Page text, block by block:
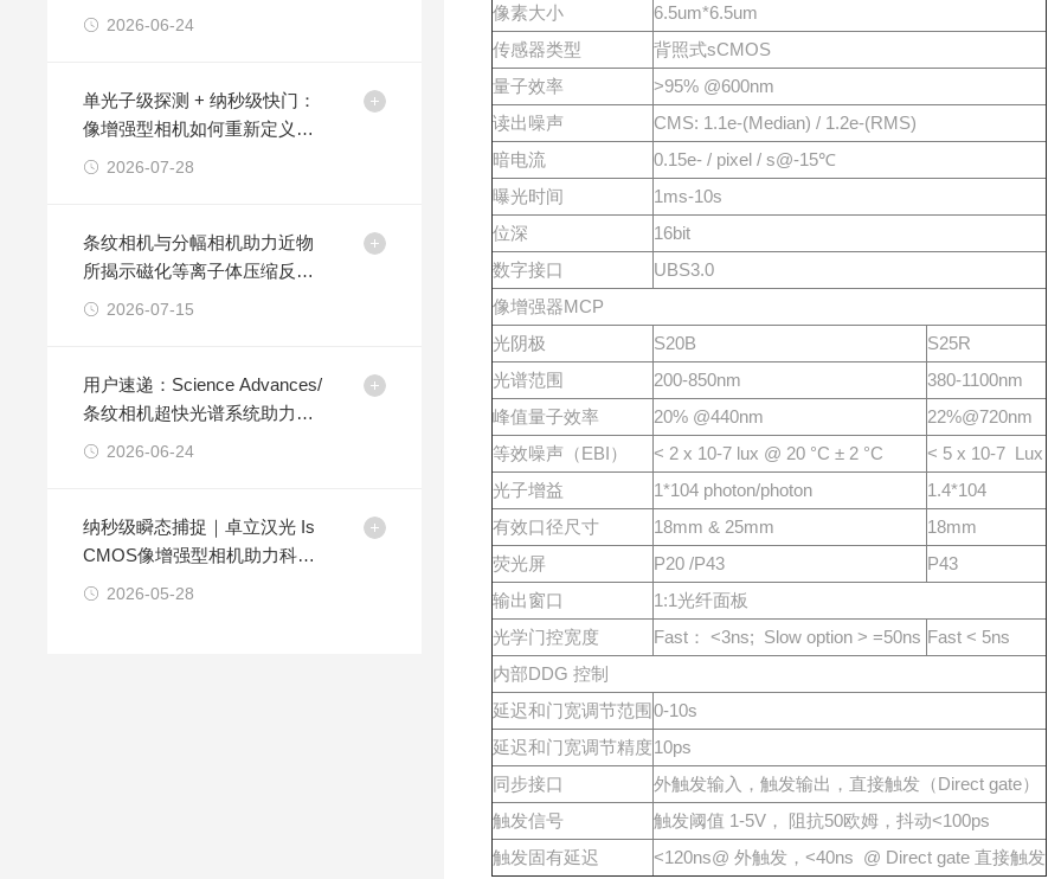
2026-06-24
单光子级探测 + 纳秒级快门：
像增强型相机如何重新定义微
光成像2026-07-28
条纹相机与分幅相机助力近物
所揭示磁化等离子体压缩反常
退磁机制
2026-07-15
用户速递：Science Advances/
条纹相机超快光谱系统助力高
效蓝色钙钛矿发光二极管实现
2026-06-24
纳秒级瞬态捕捉｜卓立汉光 Is
CMOS像增强型相机助力科研
成像2026-05-28
像素大小
6.5um*6.5um
传感器类型
背照式sCMOS
量子效率
>95% @600nm
读出噪声
CMS: 1.1e-(Median) / 1.2e-(RMS)
暗电流
0.15e- / pixel / s@-15℃
曝光时间
1ms-10s
位深
16bit
数字接口
UBS3.0
像增强器MCP
光阴极
S20B
S25R
光谱范围
200-850nm
380-1100nm
峰值量子效率
20% @440nm
22%@720nm
等效噪声（EBI）
< 2 x 10-7 lux @ 20 °C ± 2 °C
< 5 x 10-7 Lux
光子增益
1*104 photon/photon
1.4*104
有效口径尺寸
18mm & 25mm
18mm
荧光屏
P20 /P43
P43
输出窗口
1:1光纤面板
光学门控宽度
Fast： <3ns; Slow option > =50ns Fast < 5ns
内部DDG 控制
延迟和门宽调节范围 0-10s
延迟和门宽调节精度10ps
同步接口
外触发输入，触发输出，直接触发（Direct gate）
触发信号
触发阈值 1-5V， 阻抗50欧姆，抖动<100ps
触发固有延迟
<120ns@ 外触发，<40ns @ Direct gate 直接触发